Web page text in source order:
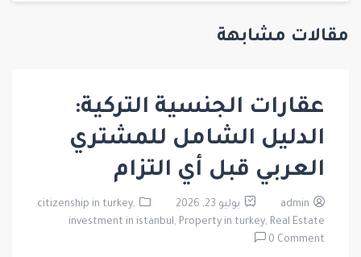
مقالات مشابهة
عقارات الجنسية التركية:
الدليل الشامل للمشتري
العربي قبل أي التزام
admin يوليو 23, 2026
citizenship in turkey,
investment in istanbul, Property in turkey, Real Estate
0 Comment